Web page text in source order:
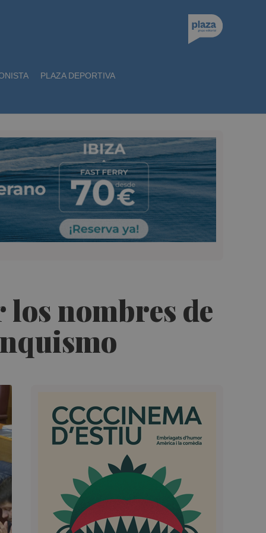
PLAZA DEPORTIVA
nombres de